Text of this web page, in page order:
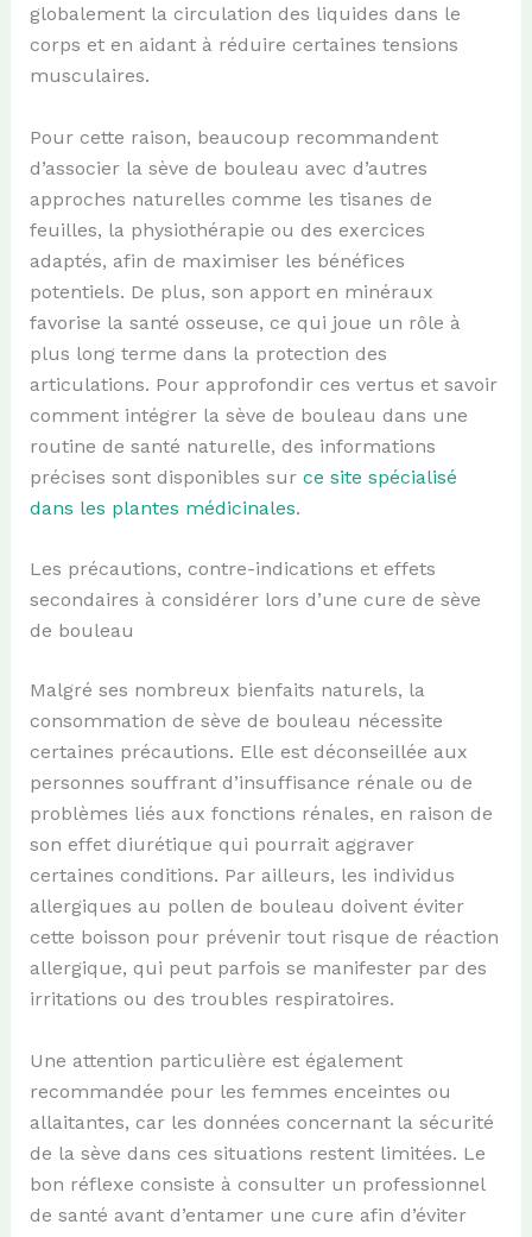
globalement la circulation des liquides dans le
corps et en aidant à réduire certaines tensions
musculaires.
Pour cette raison, beaucoup recommandent
d’associer la sève de bouleau avec d’autres
approches naturelles comme les tisanes de
feuilles, la physiothérapie ou des exercices
adaptés, afin de maximiser les bénéfices
potentiels. De plus, son apport en minéraux
favorise la santé osseuse, ce qui joue un rôle à
plus long terme dans la protection des
articulations. Pour approfondir ces vertus et savoir
comment intégrer la sève de bouleau dans une
routine de santé naturelle, des informations
précises sont disponibles sur ce site spécialisé
dans les plantes médicinales.
Les précautions, contre-indications et effets
secondaires à considérer lors d’une cure de sève
de bouleau
Malgré ses nombreux bienfaits naturels, la
consommation de sève de bouleau nécessite
certaines précautions. Elle est déconseillée aux
personnes souffrant d’insuffisance rénale ou de
problèmes liés aux fonctions rénales, en raison de
son effet diurétique qui pourrait aggraver
certaines conditions. Par ailleurs, les individus
allergiques au pollen de bouleau doivent éviter
cette boisson pour prévenir tout risque de réaction
allergique, qui peut parfois se manifester par des
irritations ou des troubles respiratoires.
Une attention particulière est également
recommandée pour les femmes enceintes ou
allaitantes, car les données concernant la sécurité
de la sève dans ces situations restent limitées. Le
bon réflexe consiste à consulter un professionnel
de santé avant d’entamer une cure afin d’éviter